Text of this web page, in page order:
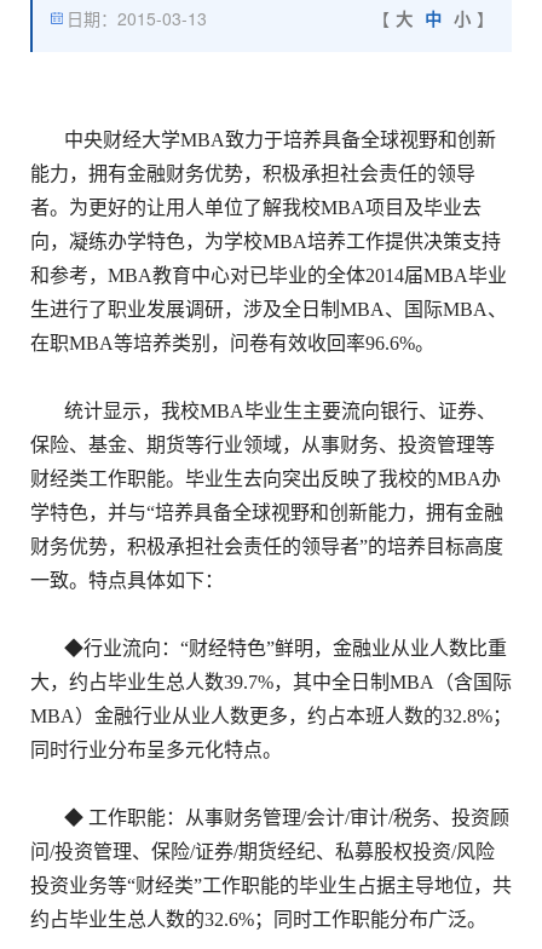
日期：2015-03-13 【 大 中 小 】
中央财经大学MBA致力于培养具备全球视野和创新
能力，拥有金融财务优势，积极承担社会责任的领导
者。为更好的让用人单位了解我校MBA项目及毕业去
向，凝练办学特色，为学校MBA培养工作提供决策支持
和参考，MBA教育中心对已毕业的全体2014届MBA毕业
生进行了职业发展调研，涉及全日制MBA、国际MBA、
在职MBA等培养类别，问卷有效收回率96.6%。
统计显示，我校MBA毕业生主要流向银行、证券、
保险、基金、期货等行业领域，从事财务、投资管理等
财经类工作职能。毕业生去向突出反映了我校的MBA办
学特色，并与“培养具备全球视野和创新能力，拥有金融
财务优势，积极承担社会责任的领导者”的培养目标高度
一致。特点具体如下：
◆行业流向：“财经特色”鲜明，金融业从业人数比重
大，约占毕业生总人数39.7%，其中全日制MBA（含国际
MBA）金融行业从业人数更多，约占本班人数的32.8%；
同时行业分布呈多元化特点。
◆ 工作职能：从事财务管理/会计/审计/税务、投资顾
问/投资管理、保险/证券/期货经纪、私募股权投资/风险
投资业务等“财经类”工作职能的毕业生占据主导地位，共
约占毕业生总人数的32.6%；同时工作职能分布广泛。